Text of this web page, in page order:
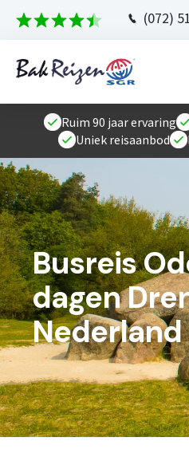
(072)
Ruim 90 jaar ervaring
Uniek reisaanbod
Busreis
dagen
Nederland